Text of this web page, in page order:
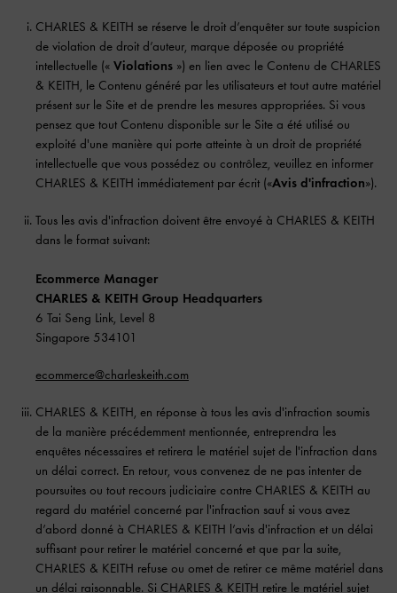
CHARLES & KEITH se réserve le droit d’enquêter sur toute suspicion
de violation de droit d’auteur, marque déposée ou propriété
intellectuelle (« Violations ») en lien avec le Contenu de CHARLES
& KEITH, le Contenu généré par les utilisateurs et tout autre matériel
présent sur le Site et de prendre les mesures appropriées. Si vous
pensez que tout Contenu disponible sur le Site a été utilisé ou
exploité d'une manière qui porte atteinte à un droit de propriété
intellectuelle que vous possédez ou contrôlez, veuillez en informer
CHARLES & KEITH immédiatement par écrit («Avis d'infraction»).
Tous les avis d'infraction doivent être envoyé à CHARLES & KEITH
dans le format suivant:
Ecommerce Manager
CHARLES & KEITH Group Headquarters
6 Tai Seng Link, Level 8
Singapore 534101
ecommerce@charleskeith.com
CHARLES & KEITH, en réponse à tous les avis d'infraction soumis
de la manière précédemment mentionnée, entreprendra les
enquêtes nécessaires et retirera le matériel sujet de l'infraction dans
un délai correct. En retour, vous convenez de ne pas intenter de
poursuites ou tout recours judiciaire contre CHARLES & KEITH au
regard du matériel concerné par l'infraction sauf si vous avez
d’abord donné à CHARLES & KEITH l’avis d'infraction et un délai
suffisant pour retirer le matériel concerné et que par la suite,
CHARLES & KEITH refuse ou omet de retirer ce même matériel dans
un délai raisonnable. Si CHARLES & KEITH retire le matériel sujet